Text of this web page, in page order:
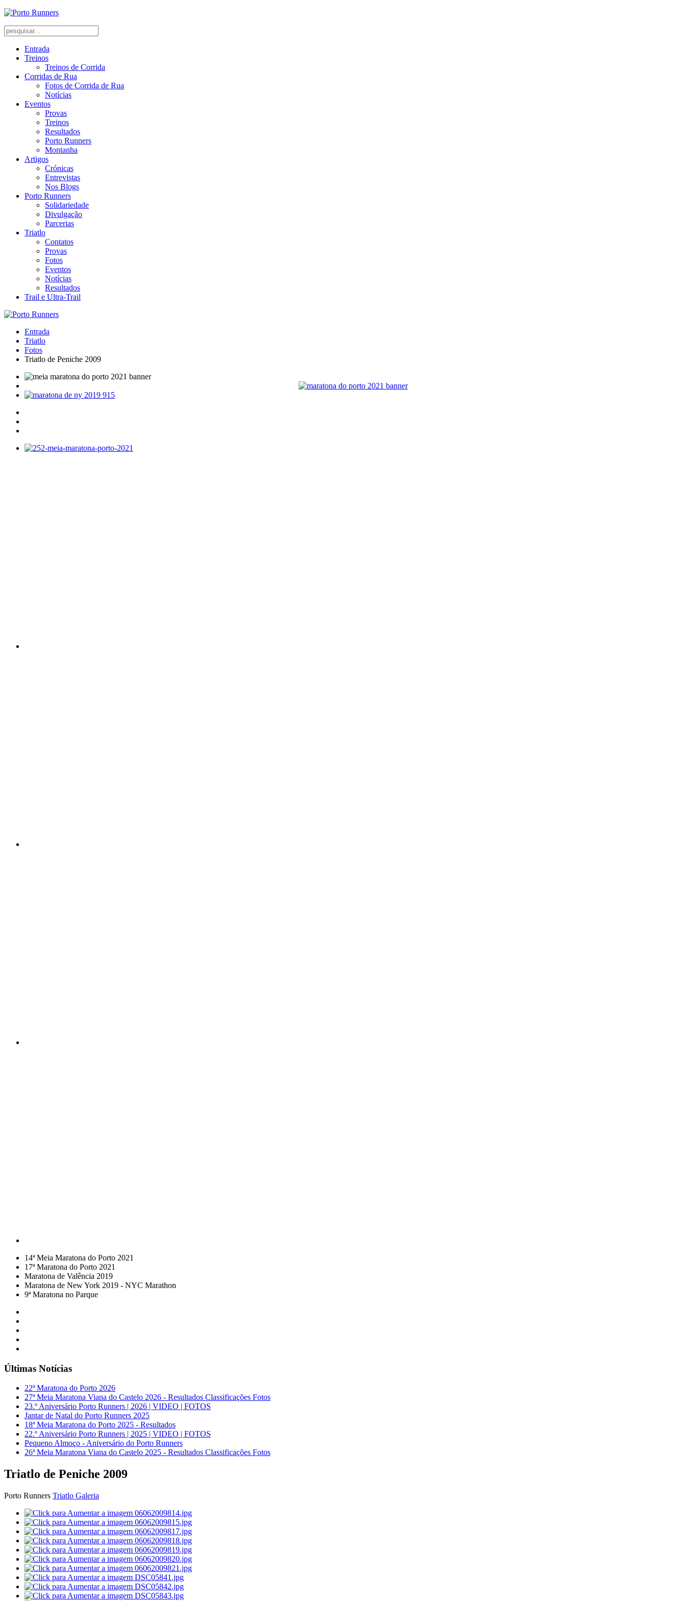
Entrada
Treinos
Treinos de Corrida
Corridas de Rua
Fotos de Corrida de Rua
Notícias
Eventos
Provas
Treinos
Resultados
Porto Runners
Montanha
Artigos
Crónicas
Entrevistas
Nos Blogs
Porto Runners
Solidariedade
Divulgação
Parcerias
Triatlo
Contatos
Provas
Fotos
Eventos
Notícias
Resultados
Trail e Ultra-Trail
Entrada
Triatlo
Fotos
Triatlo de Peniche 2009
14ª Meia Maratona do Porto 2021
17ª Maratona do Porto 2021
Maratona de Valência 2019
Maratona de New York 2019 - NYC Marathon
9ª Maratona no Parque
Últimas Notícias
22ª Maratona do Porto 2026
27ª Meia Maratona Viana do Castelo 2026 - Resultados Classificações Fotos
23.º Aniversário Porto Runners | 2026 | VIDEO | FOTOS
Jantar de Natal do Porto Runners 2025
18ª Meia Maratona do Porto 2025 - Resultados
22.º Aniversário Porto Runners | 2025 | VIDEO | FOTOS
Pequeno Almoço - Aniversário do Porto Runners
26ª Meia Maratona Viana do Castelo 2025 - Resultados Classificações Fotos
Triatlo de Peniche 2009
Porto Runners Triatlo Galeria